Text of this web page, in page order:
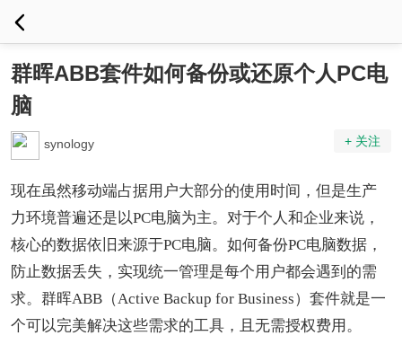
群晖ABB套件如何备份或还原个人PC电
脑
synology + 关注
现在虽然移动端占据用户大部分的使用时间，但是生产
力环境普遍还是以PC电脑为主。对于个人和企业来说，
核心的数据依旧来源于PC电脑。如何备份PC电脑数据，
防止数据丢失，实现统一管理是每个用户都会遇到的需
求。群晖ABB（Active Backup for Business）套件就是一
个可以完美解决这些需求的工具，且无需授权费用。